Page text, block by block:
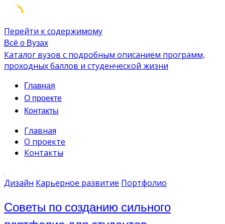
Перейти к содержимому
Всё о Вузах
Каталог вузов с подробным описанием программ,
проходных баллов и студенческой жизни
Главная
О проекте
Контакты
Главная
О проекте
Контакты
Дизайн Карьерное развитие Портфолио
Советы по созданию сильного